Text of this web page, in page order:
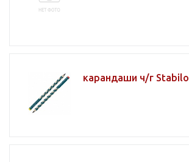
карандаши ч/г Stabilo